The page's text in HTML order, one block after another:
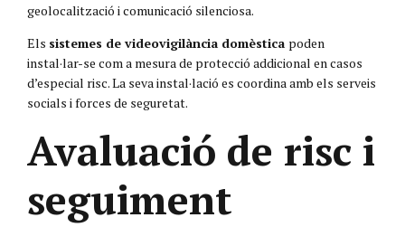
geolocalització i comunicació silenciosa.
Els sistemes de videovigilància domèstica poden
instal·lar-se com a mesura de protecció addicional en casos
d’especial risc. La seva instal·lació es coordina amb els serveis
socials i forces de seguretat.
Avaluació de risc i
seguiment